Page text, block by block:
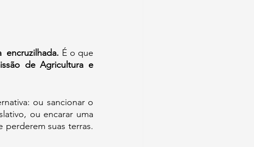
encruzilhada. É o que
de Agricultura e
ou encarar uma
suas terras.